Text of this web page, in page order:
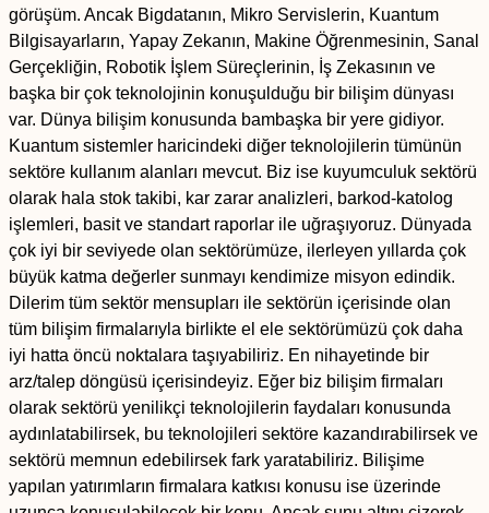
görüşüm. Ancak Bigdatanın, Mikro Servislerin, Kuantum
Bilgisayarların, Yapay Zekanın, Makine Öğrenmesinin, Sanal
Gerçekliğin, Robotik İşlem Süreçlerinin, İş Zekasının ve
başka bir çok teknolojinin konuşulduğu bir bilişim dünyası
var. Dünya bilişim konusunda bambaşka bir yere gidiyor.
Kuantum sistemler haricindeki diğer teknolojilerin tümünün
sektöre kullanım alanları mevcut. Biz ise kuyumculuk sektörü
olarak hala stok takibi, kar zarar analizleri, barkod-katolog
işlemleri, basit ve standart raporlar ile uğraşıyoruz. Dünyada
çok iyi bir seviyede olan sektörümüze, ilerleyen yıllarda çok
büyük katma değerler sunmayı kendimize misyon edindik.
Dilerim tüm sektör mensupları ile sektörün içerisinde olan
tüm bilişim firmalarıyla birlikte el ele sektörümüzü çok daha
iyi hatta öncü noktalara taşıyabiliriz. En nihayetinde bir
arz/talep döngüsü içerisindeyiz. Eğer biz bilişim firmaları
olarak sektörü yenilikçi teknolojilerin faydaları konusunda
aydınlatabilirsek, bu teknolojileri sektöre kazandırabilirsek ve
sektörü memnun edebilirsek fark yaratabiliriz. Bilişime
yapılan yatırımların firmalara katkısı konusu ise üzerinde